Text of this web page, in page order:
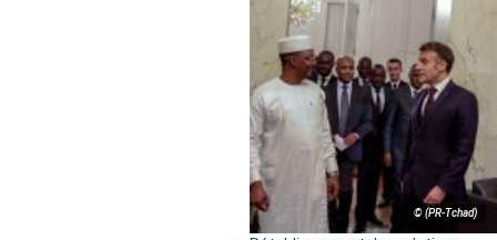
© (PR-Tchad)